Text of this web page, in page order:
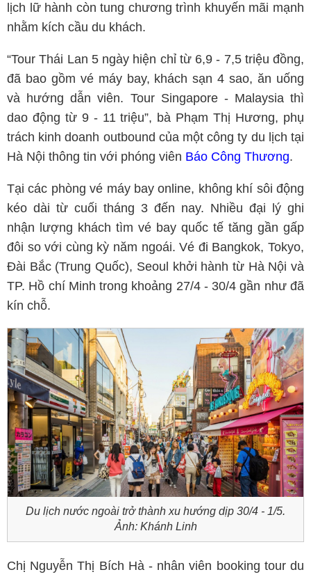
lịch lữ hành còn tung chương trình khuyến mãi mạnh
nhằm kích cầu du khách.
“Tour Thái Lan 5 ngày hiện chỉ từ 6,9 - 7,5 triệu đồng,
đã bao gồm vé máy bay, khách sạn 4 sao, ăn uống
và hướng dẫn viên. Tour Singapore - Malaysia thì
dao động từ 9 - 11 triệu”, bà Phạm Thị Hương, phụ
trách kinh doanh outbound của một công ty du lịch tại
Hà Nội thông tin với phóng viên Báo Công Thương.
Tại các phòng vé máy bay online, không khí sôi động
kéo dài từ cuối tháng 3 đến nay. Nhiều đại lý ghi
nhận lượng khách tìm vé bay quốc tế tăng gần gấp
đôi so với cùng kỳ năm ngoái. Vé đi Bangkok, Tokyo,
Đài Bắc (Trung Quốc), Seoul khởi hành từ Hà Nội và
TP. Hồ chí Minh trong khoảng 27/4 - 30/4 gần như đã
kín chỗ.
Du lịch nước ngoài trở thành xu hướng dịp 30/4 - 1/5.
Ảnh: Khánh Linh
Chị Nguyễn Thị Bích Hà - nhân viên booking tour du